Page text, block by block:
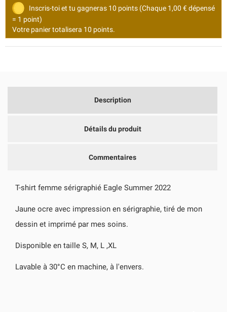
Inscris-toi et tu gagneras 10 points (Chaque 1,00 € dépensé
= 1 point)
Votre panier totalisera 10 points.
Description
Détails du produit
Commentaires
T-shirt femme sérigraphié Eagle Summer 2022
Jaune ocre avec impression en sérigraphie, tiré de mon
dessin et imprimé par mes soins.
Disponible en taille S, M, L ,XL
Lavable à 30°C en machine, à l'envers.
AJOUTER À MA LISTE D'ENVIES
add_circle_outline CRÉER UNE NOUVELLE LISTE
Annuler Créer une liste d'envies
PRODUITS À VOTRE LISTE D'ENVIES.
Annuler